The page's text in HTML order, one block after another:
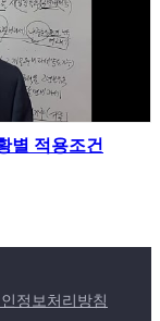
별 적용조건
정보처리방침